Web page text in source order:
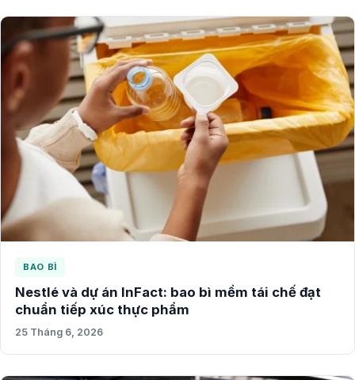
BAO BÌ
Nestlé và dự án InFact: bao bì mềm tái chế đạt
chuẩn tiếp xúc thực phẩm
25 Tháng 6, 2026